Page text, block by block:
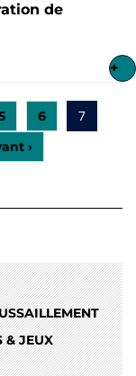
de
+
6 7
›
& JEUX